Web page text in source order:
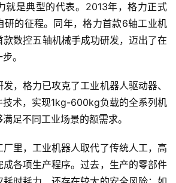
就是典型的代表。2013年，格力正式
研的征程。同年，格力首款6轴工业机
数控五轴机械手成功研发，迈出了在
。
，格力已攻克了工业机器人驱动器、
技术，实现1kg-600kg负载的全系列机
足不同工业场景的额需求。
里，工业机器人取代了传统人工，高
各项生产程序。过去，生产的零部件